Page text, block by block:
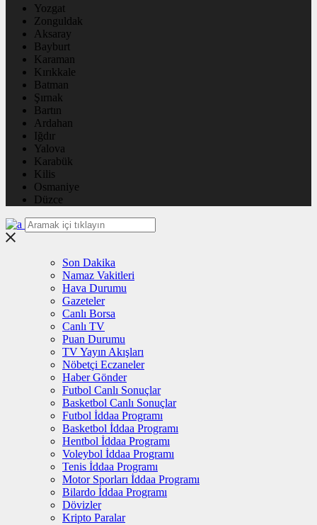
Yozgat
Zonguldak
Aksaray
Bayburt
Karaman
Kırıkkale
Batman
Şırnak
Bartın
Ardahan
Iğdır
Yalova
Karabük
Kilis
Osmaniye
Düzce
Son Dakika
Namaz Vakitleri
Hava Durumu
Gazeteler
Canlı Borsa
Canlı TV
Puan Durumu
TV Yayın Akışları
Nöbetçi Eczaneler
Haber Gönder
Futbol Canlı Sonuçlar
Basketbol Canlı Sonuçlar
Futbol İddaa Programı
Basketbol İddaa Programı
Hentbol İddaa Programı
Voleybol İddaa Programı
Tenis İddaa Programı
Motor Sporları İddaa Programı
Bilardo İddaa Programı
Dövizler
Kripto Paralar